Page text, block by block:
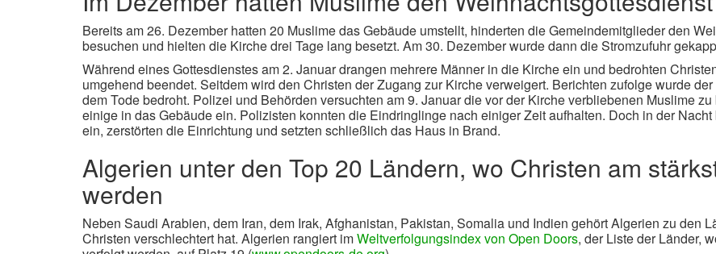
Bereits am 26. Dezember hatten 20 Muslime das Gebäude umstellt, hinderten die Gemeindemitglieder den
besuchen und hielten die Kirche drei Tage lang besetzt. Am 30. Dezember wurde dann die Stromzufuhr
Während eines Gottesdienstes am 2. Januar drangen mehrere Männer in die Kirche ein und bedrohten
umgehend beendet. Seitdem wird den Christen der Zugang zur Kirche verweigert. Berichten zufolge wurde
dem Tode bedroht. Polizei und Behörden versuchten am 9. Januar die vor der Kirche verbliebenen Muslime
einige in das Gebäude ein. Polizisten konnten die Eindringlinge nach einiger Zeit aufhalten. Doch in der
ein, zerstörten die Einrichtung und setzten schließlich das Haus in Brand.
Algerien unter den Top 20 Ländern, wo Christen am
werden
Neben Saudi Arabien, dem Iran, dem Irak, Afghanistan, Pakistan, Somalia und Indien gehört Algerien zu den
Christen verschlechtert hat. Algerien rangiert imWeltverfolgungsindex von Open Doors, der Liste der Länder,